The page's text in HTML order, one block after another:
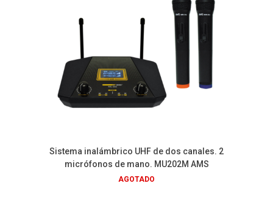
Sistema inalámbrico UHF de dos canales. 2
micrófonos de mano. MU202M AMS
AGOTADO